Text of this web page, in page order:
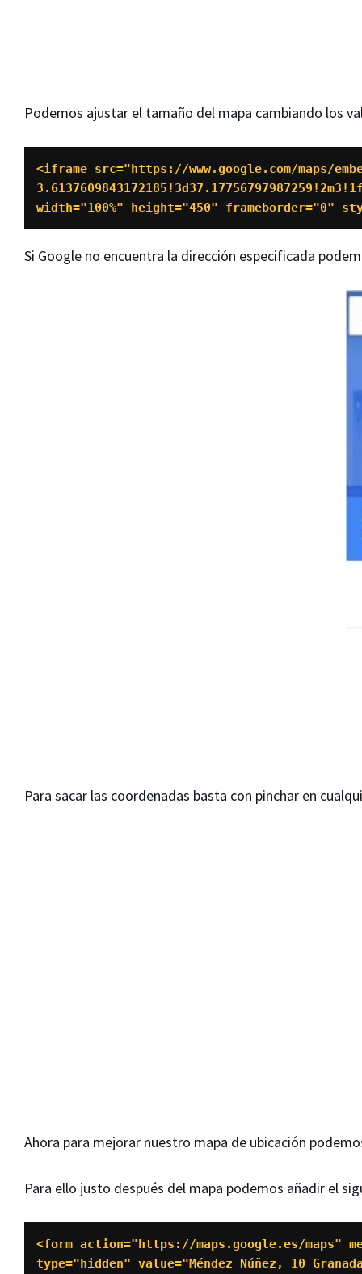
Podemos ajustar el tamaño del mapa cambiando los
<iframe src="https://www.google.com/maps/
width="100%" height="450" frameborder="0"
Si Google no encuentra la dirección especificada
Para sacar las coordenadas basta con pinchar en
Ahora para mejorar nuestro mapa de ubicación
Para ello justo después del mapa podemos añadir el
<form action="https://maps.google.es/maps"
type="hidden" value="Méndez Núñez, 10